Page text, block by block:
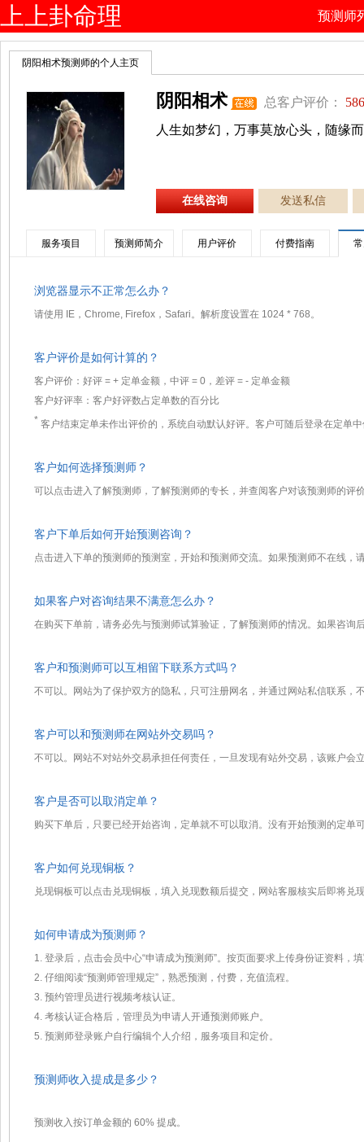
上上卦命理
网
预测师
阴阳相术预测师的个人主页
阴阳相术 总客户评价：
人生如梦幻，万事莫放心头，随缘
在线咨询 发送私信
服务项目 预测师简介 用户评价 付费指南
浏览器显示不正常怎么办？
请使用 IE，Chrome, Firefox，Safari。解析度设置在 1024 * 768。
客户评价是如何计算的？
客户评价：好评 = + 定单金额，中评 = 0，差评 = - 定单金额
客户好评率：客户好评数占定单数的百分比
* 客户结束定单未作出评价的，系统自动默认好评。客户可随后登录在定单
客户如何选择预测师？
可以点击进入了解预测师，了解预测师的专长，并查阅客户对该预测师的
客户下单后如何开始预测咨询？
点击进入下单的预测师的预测室，开始和预测师交流。如果预测师不在线
如果客户对咨询结果不满意怎么办？
在购买下单前，请务必先与预测师试算验证，了解预测师的情况。如果咨
客户和预测师可以互相留下联系方式吗？
不可以。网站为了保护双方的隐私，只可注册网名，并通过网站私信联系
客户可以和预测师在网站外交易吗？
不可以。网站不对站外交易承担任何责任，一旦发现有站外交易，该账户会
客户是否可以取消定单？
购买下单后，只要已经开始咨询，定单就不可以取消。没有开始预测的定单
客户如何兑现铜板？
兑现铜板可以点击兑现铜板，填入兑现数额后提交，网站客服核实后即将兑
如何申请成为预测师？
1. 登录后，点击会员中心“申请成为预测师”。按页面要求上传身份证资料
2. 仔细阅读“预测师管理规定”，熟悉预测，付费，充值流程。
3. 预约管理员进行视频考核认证。
4. 考核认证合格后，管理员为申请人开通预测师账户。
5. 预测师登录账户自行编辑个人介绍，服务项目和定价。
预测师收入提成是多少？
预测收入按订单金额的 60% 提成。